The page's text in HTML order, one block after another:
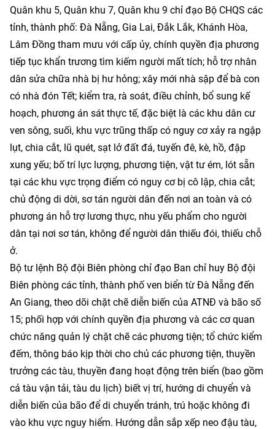
Quân khu 5, Quân khu 7, Quân khu 9 chỉ đạo Bộ CHQS các
tỉnh, thành phố: Đà Nẵng, Gia Lai, Đắk Lắk, Khánh Hòa,
Lâm Đồng tham mưu với cấp ủy, chính quyền địa phương
tiếp tục khẩn trương tìm kiếm người mất tích; hỗ trợ nhân
dân sửa chữa nhà bị hư hỏng; xây mới nhà sập để bà con
có nhà đón Tết; kiểm tra, rà soát, điều chỉnh, bổ sung kế
hoạch, phương án sát thực tế, đặc biệt là các khu dân cư
ven sông, suối, khu vực trũng thấp có nguy cơ xảy ra ngập
lụt, chia cắt, lũ quét, sạt lở đất đá, tuyến đê, kè, hồ, đập
xung yếu; bố trí lực lượng, phương tiện, vật tư ém, lót sẵn
tại các khu vực trọng điểm có nguy cơ bị cô lập, chia cắt;
chủ động di dời, sơ tán người dân đến nơi an toàn và có
phương án hỗ trợ lương thực, nhu yếu phẩm cho người
dân tại nơi sơ tán, không để người dân thiếu đói, thiếu chỗ
ở.
Bộ tư lệnh Bộ đội Biên phòng chỉ đạo Ban chỉ huy Bộ đội
Biên phòng các tỉnh, thành phố ven biển từ Đà Nẵng đến
An Giang, theo dõi chặt chẽ diễn biến của ATNĐ và bão số
15; phối hợp với chính quyền địa phương và các cơ quan
chức năng quản lý chặt chẽ các phương tiện; tổ chức kiểm
đếm, thông báo kịp thời cho chủ các phương tiện, thuyền
trưởng các tàu, thuyền đang hoạt động trên biển (bao gồm
cả tàu vận tải, tàu du lịch) biết vị trí, hướng di chuyển và
diễn biến của bão để di chuyển tránh, trú hoặc không đi
vào khu vực nguy hiểm. Hướng dẫn sắp xếp neo đậu tàu,